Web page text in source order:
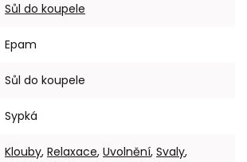
Sůl do koupele
Epam
Sůl do koupele
Sypká
Klouby, Relaxace, Uvolnění, Svaly,